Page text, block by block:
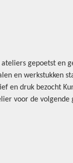
gepoetst en
en werkstukken
en druk bezocht
voor de volgende